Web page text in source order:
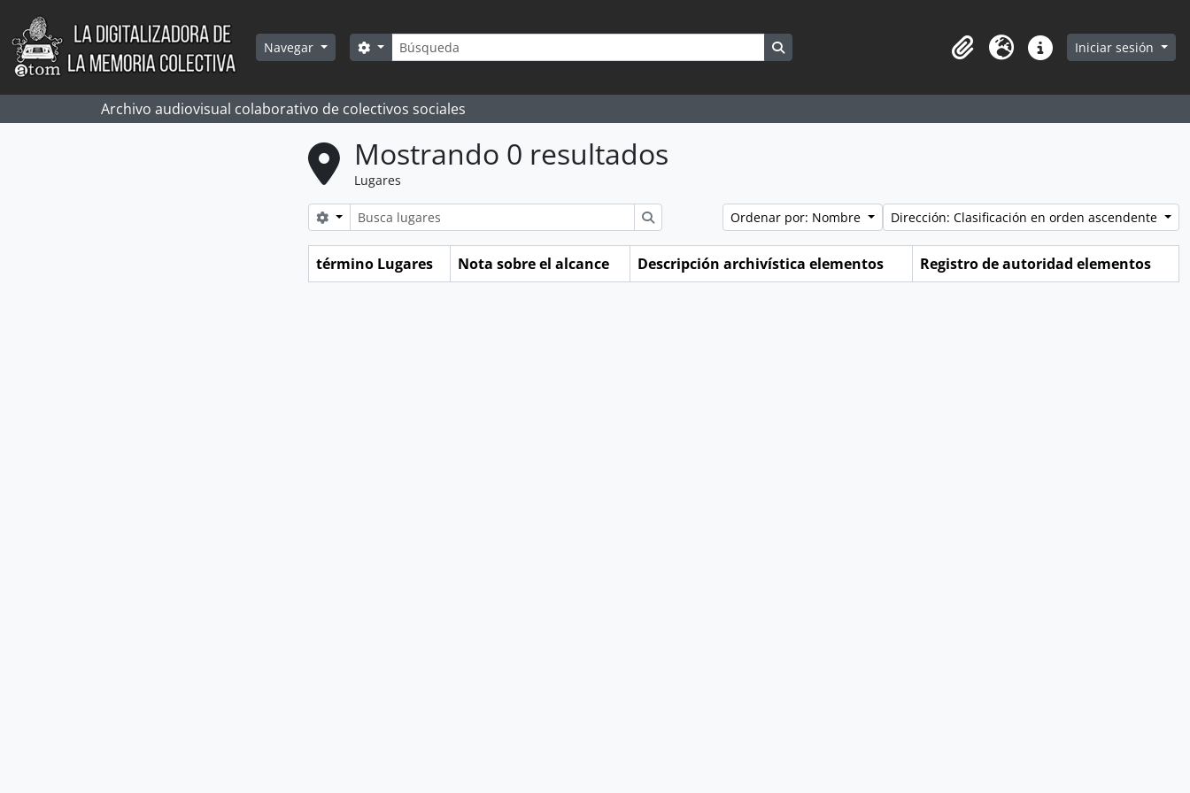
Skip to main content
Navegar Búsqueda
Search options Search in browse page
Portapapeles
Idioma Enlaces rápidos
Iniciar sesión
Archivo audiovisual colaborativo de colectivos sociales
Mostrando 0 resultados
Lugares
Search options Ordenar por: Nombre Dirección: Clasificación en orden ascendente
término Lugares Nota sobre el alcance Descripción archivística elementos Registro de autoridad elementos